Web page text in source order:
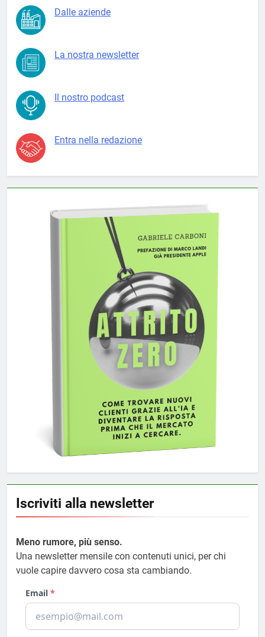
Dalle aziende
La nostra newsletter
Il nostro podcast
Entra nella redazione
Iscriviti alla newsletter
Meno rumore, più senso.
Una newsletter mensile con contenuti unici, per chi
vuole capire davvero cosa sta cambiando.